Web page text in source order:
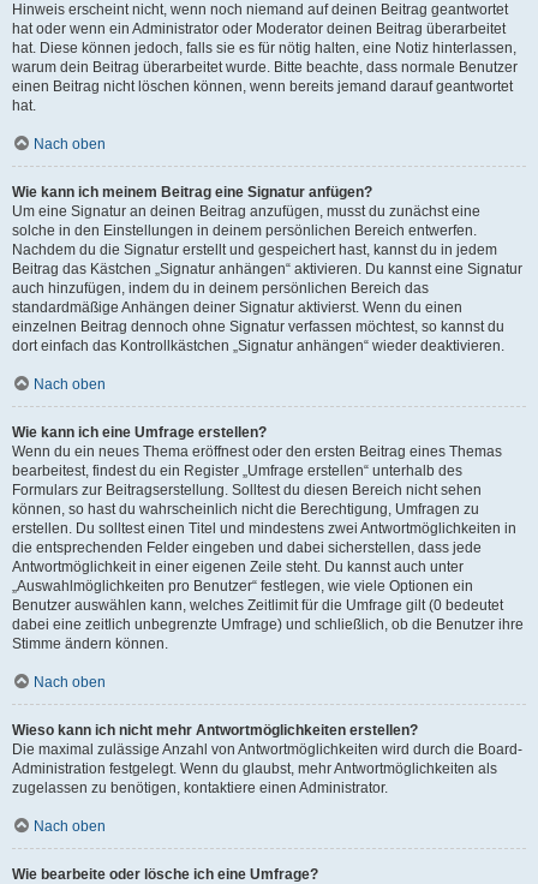
Hinweis erscheint nicht, wenn noch niemand auf deinen Beitrag geantwortet
hat oder wenn ein Administrator oder Moderator deinen Beitrag überarbeitet
hat. Diese können jedoch, falls sie es für nötig halten, eine Notiz hinterlassen,
warum dein Beitrag überarbeitet wurde. Bitte beachte, dass normale Benutzer
einen Beitrag nicht löschen können, wenn bereits jemand darauf geantwortet
hat.
Nach oben
Wie kann ich meinem Beitrag eine Signatur anfügen?
Um eine Signatur an deinen Beitrag anzufügen, musst du zunächst eine
solche in den Einstellungen in deinem persönlichen Bereich entwerfen.
Nachdem du die Signatur erstellt und gespeichert hast, kannst du in jedem
Beitrag das Kästchen „Signatur anhängen“ aktivieren. Du kannst eine Signatur
auch hinzufügen, indem du in deinem persönlichen Bereich das
standardmäßige Anhängen deiner Signatur aktivierst. Wenn du einen
einzelnen Beitrag dennoch ohne Signatur verfassen möchtest, so kannst du
dort einfach das Kontrollkästchen „Signatur anhängen“ wieder deaktivieren.
Nach oben
Wie kann ich eine Umfrage erstellen?
Wenn du ein neues Thema eröffnest oder den ersten Beitrag eines Themas
bearbeitest, findest du ein Register „Umfrage erstellen“ unterhalb des
Formulars zur Beitragserstellung. Solltest du diesen Bereich nicht sehen
können, so hast du wahrscheinlich nicht die Berechtigung, Umfragen zu
erstellen. Du solltest einen Titel und mindestens zwei Antwortmöglichkeiten in
die entsprechenden Felder eingeben und dabei sicherstellen, dass jede
Antwortmöglichkeit in einer eigenen Zeile steht. Du kannst auch unter
„Auswahlmöglichkeiten pro Benutzer“ festlegen, wie viele Optionen ein
Benutzer auswählen kann, welches Zeitlimit für die Umfrage gilt (0 bedeutet
dabei eine zeitlich unbegrenzte Umfrage) und schließlich, ob die Benutzer ihre
Stimme ändern können.
Nach oben
Wieso kann ich nicht mehr Antwortmöglichkeiten erstellen?
Die maximal zulässige Anzahl von Antwortmöglichkeiten wird durch die Board-
Administration festgelegt. Wenn du glaubst, mehr Antwortmöglichkeiten als
zugelassen zu benötigen, kontaktiere einen Administrator.
Nach oben
Wie bearbeite oder lösche ich eine Umfrage?